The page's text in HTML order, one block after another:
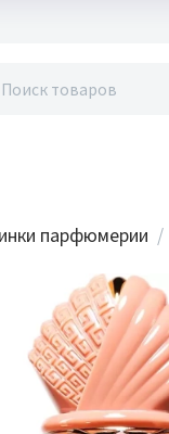
парфюмерии /